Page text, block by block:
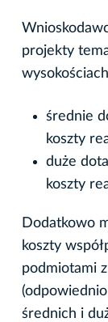
projekty
średnie
koszty
duże
koszty
Dodatkowo
koszty
podmiotami
średnich i